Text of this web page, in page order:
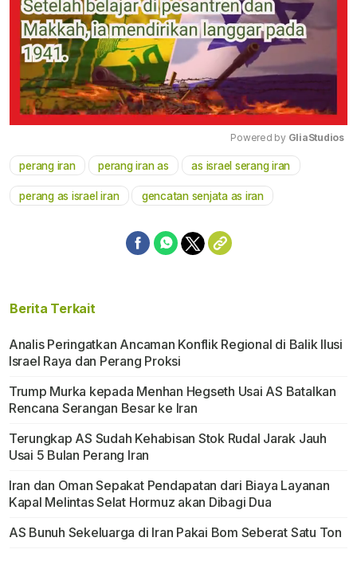
Mute
Powered by GliaStudios
perang iran perang iran as as israel serang iran
perang as israel iran gencatan senjata as iran
Berita Terkait
Analis Peringatkan Ancaman Konflik Regional di Balik Ilusi
Israel Raya dan Perang Proksi
Trump Murka kepada Menhan Hegseth Usai AS Batalkan
Rencana Serangan Besar ke Iran
Terungkap AS Sudah Kehabisan Stok Rudal Jarak Jauh
Usai 5 Bulan Perang Iran
Iran dan Oman Sepakat Pendapatan dari Biaya Layanan
Kapal Melintas Selat Hormuz akan Dibagi Dua
AS Bunuh Sekeluarga di Iran Pakai Bom Seberat Satu Ton